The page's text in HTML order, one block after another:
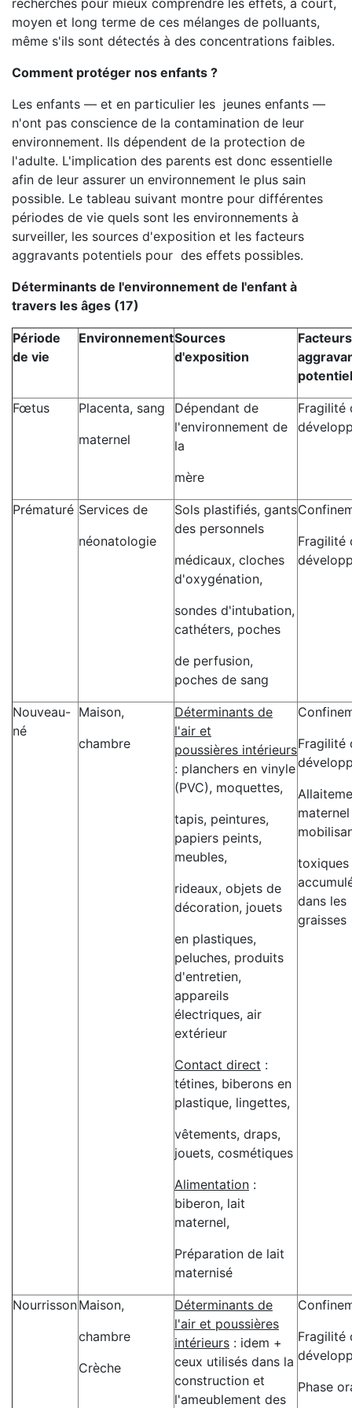
recherches pour mieux comprendre les effets, à court,
moyen et long terme de ces mélanges de polluants,
même s'ils sont détectés à des concentrations faibles.
Comment protéger nos enfants ?
Les enfants — et en particulier les jeunes enfants —
n'ont pas conscience de la contamination de leur
environnement. Ils dépendent de la protection de
l'adulte. L'implication des parents est donc essentielle
afin de leur assurer un environnement le plus sain
possible. Le tableau suivant montre pour différentes
périodes de vie quels sont les environnements à
surveiller, les sources d'exposition et les facteurs
aggravants potentiels pour des effets possibles.
Déterminants de l'environnement de l'enfant à
travers les âges (17)
Période
de vie
EnvironnementSources
d'exposition
Facteurs
Fœtus
Placenta, sang
maternel
Dépendant de
l'environnement de
la
mère
Fragilité
Prématuré Services de
néonatologie
Sols plastifiés, gants
des personnels
médicaux, cloches
d'oxygénation,
sondes d'intubation,
cathéters, poches
de perfusion,
poches de sang
Fragilité
Nouveau-
né
Maison,
chambre
Déterminants de
l'air et
poussières intérieurs
: planchers en vinyle
(PVC), moquettes,
tapis, peintures,
papiers peints,
meubles,
rideaux, objets de
décoration, jouets
en plastiques,
peluches, produits
d'entretien,
appareils
électriques, air
extérieur
Contact direct :
tétines, biberons en
plastique, lingettes,
vêtements, draps,
jouets, cosmétiques
Alimentation :
biberon, lait
maternel,
Préparation de lait
maternisé
Fragilité
maternel
toxiques
dans les
graisses
NourrissonMaison,
chambre
Crèche
Déterminants de
l'air et poussières
intérieurs : idem +
ceux utilisés dans la
construction et
l'ameublement des
Fragilité
Phase